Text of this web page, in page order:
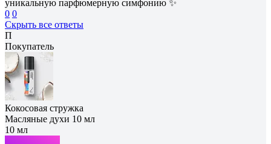
уникальную парфюмерную симфонию ✨
0 0
Скрыть все ответы
П
Покупатель
Кокосовая стружка
Масляные духи 10 мл
10 мл